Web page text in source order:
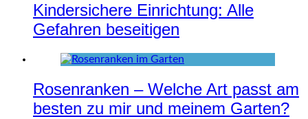
Kindersichere Einrichtung: Alle
Gefahren beseitigen
Rosenranken – Welche Art passt am
besten zu mir und meinem Garten?